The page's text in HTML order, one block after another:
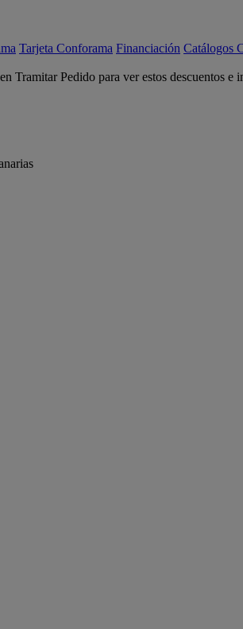
Tarjeta Conforama Financiación Catálogos
Tramitar Pedido para ver estos descuentos e